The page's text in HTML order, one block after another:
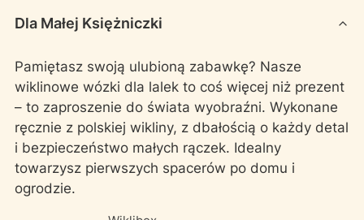
Dla Małej Księżniczki
Pamiętasz swoją ulubioną zabawkę? Nasze
wiklinowe wózki dla lalek to coś więcej niż prezent
– to zaproszenie do świata wyobraźni. Wykonane
ręcznie z polskiej wikliny, z dbałością o każdy detal
i bezpieczeństwo małych rączek. Idealny
towarzysz pierwszych spacerów po domu i
ogrodzie.